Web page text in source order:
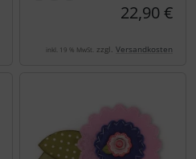
22,90 €
inkl. 19 % MwSt. zzgl. Versandkosten